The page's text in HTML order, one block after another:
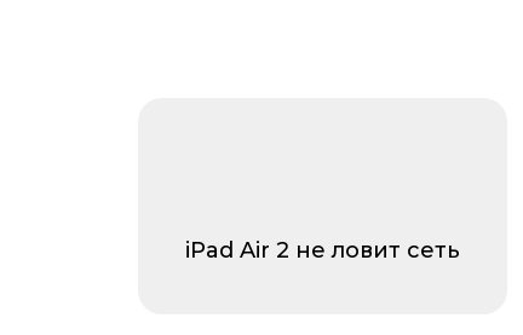
iPad Air 2 не ловит сеть